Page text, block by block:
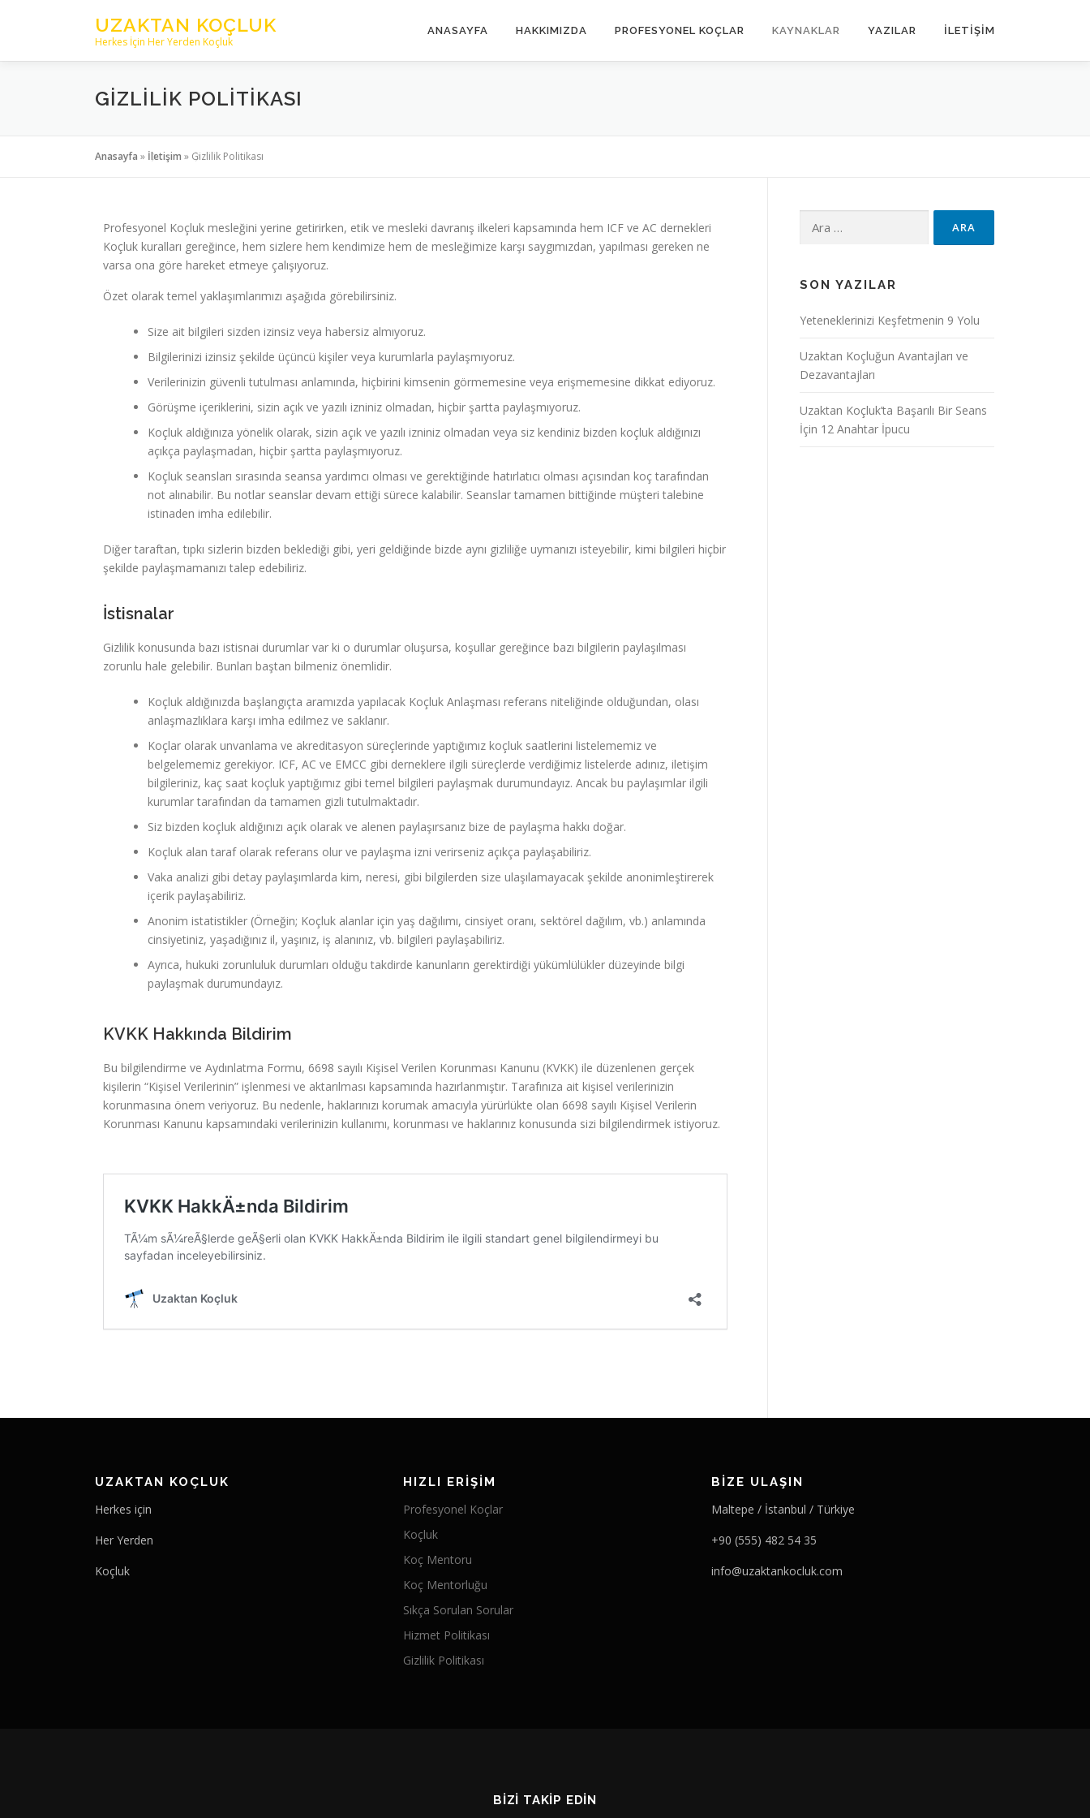
UZAKTAN KOÇLUK
Herkes İçin Her Yerden Koçluk
ANASAYFA HAKKIMIZDA PROFESYONEL KOÇLAR KAYNAKLAR YAZILAR İLETİŞİM
GIZLILIK POLITIKASI
Anasayfa » İletişim » Gizlilik Politikası
Profesyonel Koçluk mesleğini yerine getirirken, etik ve mesleki davranış ilkeleri kapsamında hem ICF ve AC dernekleri
Koçluk kuralları gereğince, hem sizlere hem kendimize hem de mesleğimize karşı saygımızdan, yapılması gereken ne
varsa ona göre hareket etmeye çalışıyoruz.
Özet olarak temel yaklaşımlarımızı aşağıda görebilirsiniz.
Size ait bilgileri sizden izinsiz veya habersiz almıyoruz.
Bilgilerinizi izinsiz şekilde üçüncü kişiler veya kurumlarla paylaşmıyoruz.
Verilerinizin güvenli tutulması anlamında, hiçbirini kimsenin görmemesine veya erişmemesine dikkat ediyoruz.
Görüşme içeriklerini, sizin açık ve yazılı izniniz olmadan, hiçbir şartta paylaşmıyoruz.
Koçluk aldığınıza yönelik olarak, sizin açık ve yazılı izniniz olmadan veya siz kendiniz bizden koçluk aldığınızı
açıkça paylaşmadan, hiçbir şartta paylaşmıyoruz.
Koçluk seansları sırasında seansa yardımcı olması ve gerektiğinde hatırlatıcı olması açısından koç tarafından
not alınabilir. Bu notlar seanslar devam ettiği sürece kalabilir. Seanslar tamamen bittiğinde müşteri talebine
istinaden imha edilebilir.
Diğer taraftan, tıpkı sizlerin bizden beklediği gibi, yeri geldiğinde bizde aynı gizliliğe uymanızı isteyebilir, kimi bilgileri hiçbir
şekilde paylaşmamanızı talep edebiliriz.
İstisnalar
Gizlilik konusunda bazı istisnai durumlar var ki o durumlar oluşursa, koşullar gereğince bazı bilgilerin paylaşılması
zorunlu hale gelebilir. Bunları baştan bilmeniz önemlidir.
Koçluk aldığınızda başlangıçta aramızda yapılacak Koçluk Anlaşması referans niteliğinde olduğundan, olası
anlaşmazlıklara karşı imha edilmez ve saklanır.
Koçlar olarak unvanlama ve akreditasyon süreçlerinde yaptığımız koçluk saatlerini listelememiz ve
belgelememiz gerekiyor. ICF, AC ve EMCC gibi derneklere ilgili süreçlerde verdiğimiz listelerde adınız, iletişim
bilgileriniz, kaç saat koçluk yaptığımız gibi temel bilgileri paylaşmak durumundayız. Ancak bu paylaşımlar ilgili
kurumlar tarafından da tamamen gizli tutulmaktadır.
Siz bizden koçluk aldığınızı açık olarak ve alenen paylaşırsanız bize de paylaşma hakkı doğar.
Koçluk alan taraf olarak referans olur ve paylaşma izni verirseniz açıkça paylaşabiliriz.
Vaka analizi gibi detay paylaşımlarda kim, neresi, gibi bilgilerden size ulaşılamayacak şekilde anonimleştirerek
içerik paylaşabiliriz.
Anonim istatistikler (Örneğin; Koçluk alanlar için yaş dağılımı, cinsiyet oranı, sektörel dağılım, vb.) anlamında
cinsiyetiniz, yaşadığınız il, yaşınız, iş alanınız, vb. bilgileri paylaşabiliriz.
Ayrıca, hukuki zorunluluk durumları olduğu takdirde kanunların gerektirdiği yükümlülükler düzeyinde bilgi
paylaşmak durumundayız.
KVKK Hakkında Bildirim
Bu bilgilendirme ve Aydınlatma Formu, 6698 sayılı Kişisel Verilen Korunması Kanunu (KVKK) ile düzenlenen gerçek
kişilerin “Kişisel Verilerinin” işlenmesi ve aktarılması kapsamında hazırlanmıştır. Tarafınıza ait kişisel verilerinizin
korunmasına önem veriyoruz. Bu nedenle, haklarınızı korumak amacıyla yürürlükte olan 6698 sayılı Kişisel Verilerin
Korunması Kanunu kapsamındaki verilerinizin kullanımı, korunması ve haklarınız konusunda sizi bilgilendirmek istiyoruz.
SON YAZILAR
Yeteneklerinizi Keşfetmenin 9 Yolu
Uzaktan Koçluğun Avantajları ve
Dezavantajları
Uzaktan Koçluk’ta Başarılı Bir Seans
İçin 12 Anahtar İpucu
UZAKTAN KOÇLUK
Herkes için
Her Yerden
Koçluk
HIZLI ERIŞIM
Profesyonel Koçlar
Koçluk
Koç Mentoru
Koç Mentorluğu
Sıkça Sorulan Sorular
Hizmet Politikası
Gizlilik Politikası
BIZE ULAŞIN
Maltepe / İstanbul / Türkiye
+90 (555) 482 54 35
info@uzaktankocluk.com
BIZI TAKIP EDIN